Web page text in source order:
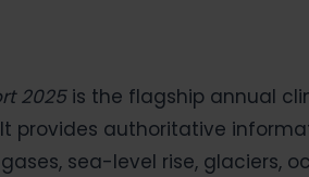
2025is the flagship annual
provides authoritative
sea-level rise, glaciers,